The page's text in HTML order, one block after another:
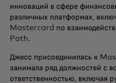
инноваций в сфере
различных платформах,
Mastercard по
Path.
Джесс присоединилась к
занимала ряд должностей с
ответственностью, включая